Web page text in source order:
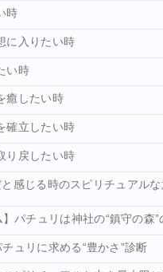
時
に入りたい時
い時
癒したい時
確立したい時
り戻したい時
感じる時のスピリチュアルな
パチュリは神社の“鎮守の森”
ュリに求める“豊かさ”診断